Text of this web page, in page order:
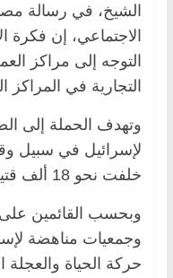
الشيخ، في رسالة
الاجتماعي، إن فكرة
التوجه إلى مراكز
التجارية في المراكز
وتهدف الحملة إلى
لإسرائيل في سبيل
خلفت نحو 18 ألف قتيل.
وبحسب القائمين
وجمعيات مناهضة
حركة الحياة